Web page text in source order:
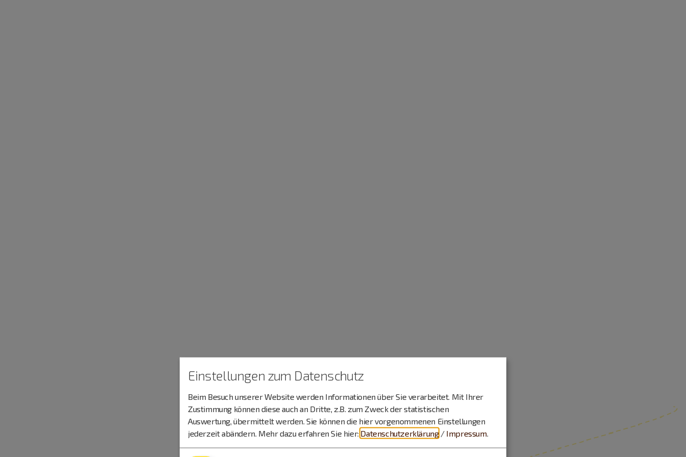
Einstellungen zum Datenschutz
Beim Besuch unserer Website werden Informationen über Sie verarbeitet. Mit Ihrer
Zustimmung können diese auch an Dritte, z.B. zum Zweck der statistischen
Auswertung, übermittelt werden. Sie können die hier vorgenommenen Einstellungen
jederzeit abändern. Mehr dazu erfahren Sie hier: Datenschutzerklärung / Impressum.